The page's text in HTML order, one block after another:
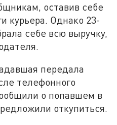
оставив себе
курьера. Однако 23-
себе всю выручку,
передала
телефонного
о попавшем в
откупиться.